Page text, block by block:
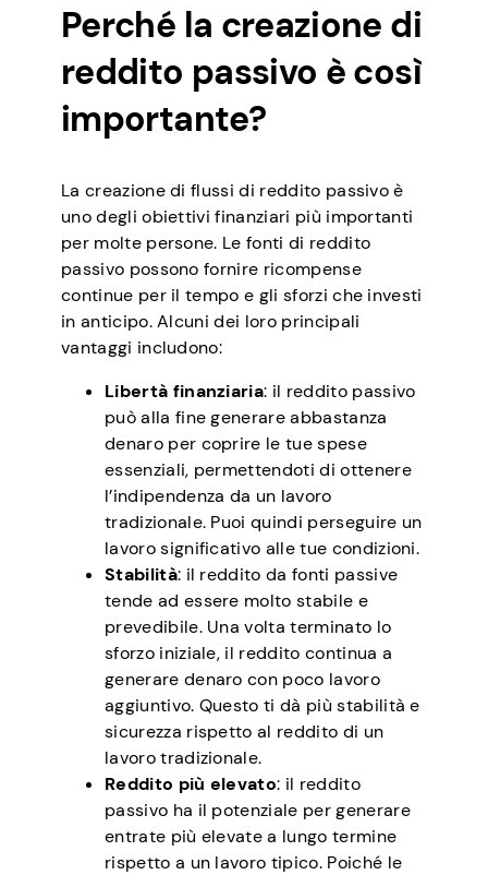
Perché la creazione di
reddito passivo è così
importante?
La creazione di flussi di reddito passivo è
uno degli obiettivi finanziari più importanti
per molte persone. Le fonti di reddito
passivo possono fornire ricompense
continue per il tempo e gli sforzi che investi
in anticipo. Alcuni dei loro principali
vantaggi includono:
Libertà finanziaria: il reddito passivo
può alla fine generare abbastanza
denaro per coprire le tue spese
essenziali, permettendoti di ottenere
l’indipendenza da un lavoro
tradizionale. Puoi quindi perseguire un
lavoro significativo alle tue condizioni.
Stabilità: il reddito da fonti passive
tende ad essere molto stabile e
prevedibile. Una volta terminato lo
sforzo iniziale, il reddito continua a
generare denaro con poco lavoro
aggiuntivo. Questo ti dà più stabilità e
sicurezza rispetto al reddito di un
lavoro tradizionale.
Reddito più elevato: il reddito
passivo ha il potenziale per generare
entrate più elevate a lungo termine
rispetto a un lavoro tipico. Poiché le